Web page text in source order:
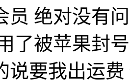
员 绝对没有
了被苹果封
说要我出运